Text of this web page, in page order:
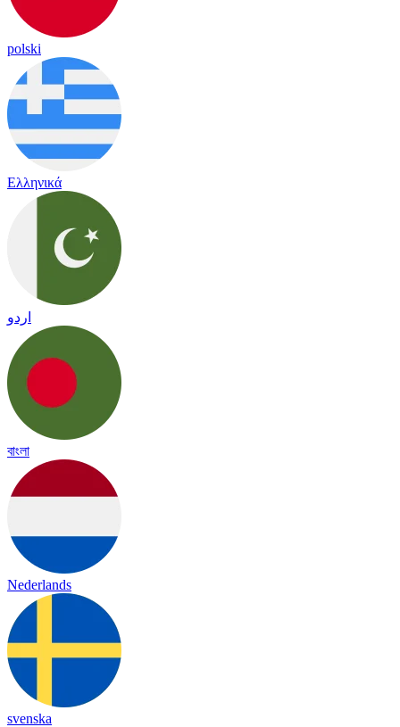
polski
Ελληνικά
اردو
বাংলা
Nederlands
svenska